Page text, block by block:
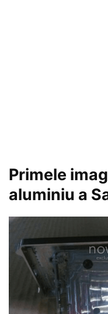
Primele
aluminiu a